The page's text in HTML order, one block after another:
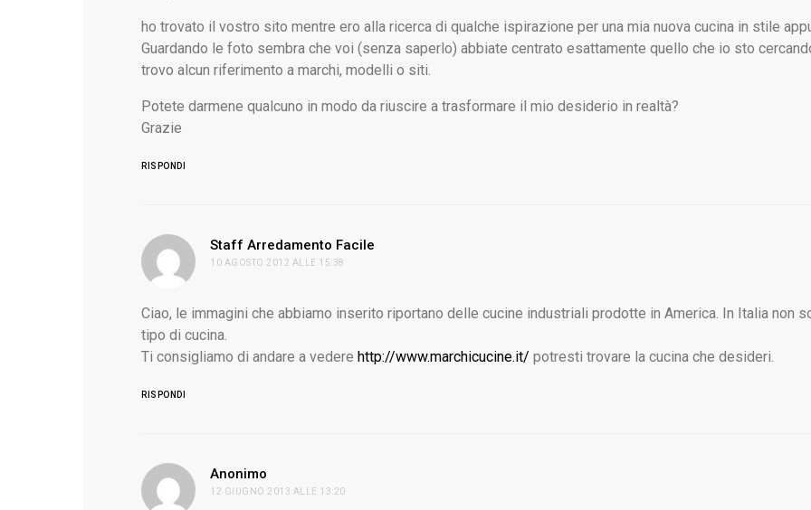
ho trovato il vostro sito mentre ero alla ricerca di qualche ispirazione per una mia nuova cucina in stile
Guardando le foto sembra che voi (senza saperlo) abbiate centrato esattamente quello che io sto
trovo alcun riferimento a marchi, modelli o siti.
Potete darmene qualcuno in modo da riuscire a trasformare il mio desiderio in realtà?
Grazie
RISPONDI
Staff Arredamento Facile
10 AGOSTO 2012 ALLE 15:38
Ciao, le immagini che abbiamo inserito riportano delle cucine industriali prodotte in America. In Italia non
tipo di cucina.
Ti consigliamo di andare a vedere http://www.marchicucine.it/ potresti trovare la cucina che desideri.
RISPONDI
Anonimo
detto:
12 GIUGNO 2013 ALLE 13:20